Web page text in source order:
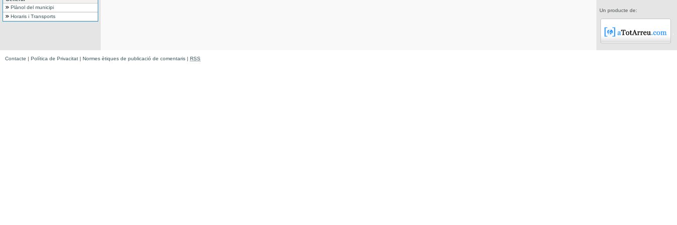
Plànol del municipi
Horaris i Transports
Un producte de:
Contacte | Política de Privacitat | Normes ètiques de publicació de comentaris | RSS